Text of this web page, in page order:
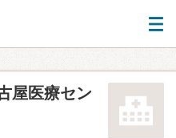
屋医療セン